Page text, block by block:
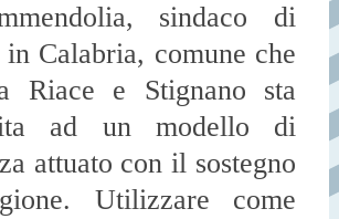
sindaco di
Calabria, comune che
Riace e Stignano sta
ad un modello di
attuato con il sostegno
Utilizzare come